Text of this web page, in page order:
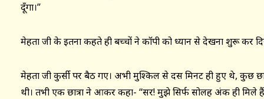
दूँगा।”
मेहता जी के इतना कहते ही बच्चों ने कॉपी को ध्यान से देखना शुरू कर
मेहता जी कुर्सी पर बैठ गए। अभी मुश्किल से दस मिनट ही हुए थे, कुछ
थी। तभी एक छात्रा ने आकर कहा- “सर! मुझे सिर्फ सोलह अंक ही